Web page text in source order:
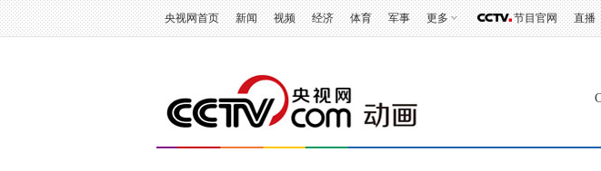
央视网首页 新闻 视频 经济 体育 军事 更多 节目官网 直播